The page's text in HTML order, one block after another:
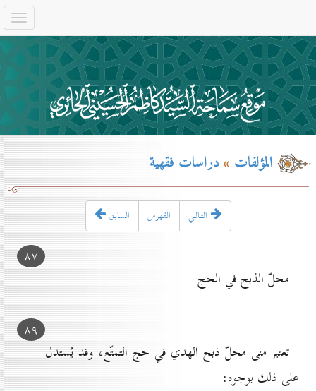
المؤلفات»دراسات فقهية
السابق الفهرس التـالـي
۸۷
محلّ الذبح في الحج
۸۹
تعتبر منى محلّ ذبح الهدي في حج التمتّع، وقد يُستدل
على ذلك بوجوه: